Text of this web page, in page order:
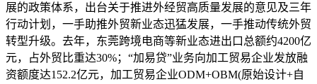
展的政策体系，出台关于推进外经贸高质量发展的意见及三年
行动计划，一手助推外贸新业态迅猛发展，一手推动传统外贸
转型升级。去年，东莞跨境电商等新业态进出口总额约4200亿
元，占外贸比重达30%；“加易贷”业务向加工贸易企业发放融
资额度达152.2亿元，加工贸易企业ODM+OBM(原始设计+自